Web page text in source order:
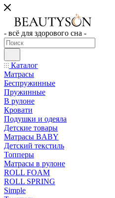
- всё для здорового сна -
Каталог
Матрасы
Беспружинные
Пружинные
В рулоне
Кровати
Подушки и одеяла
Детские товары
Матрасы BABY
Детский текстиль
Топперы
Матрасы в рулоне
ROLL FOAM
ROLL SPRING
Simple